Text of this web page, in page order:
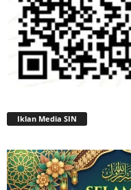
Iklan Media SIN